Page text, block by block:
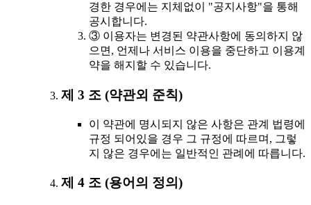
경한 경우에는 지체없이 "공지사항"을 통해
공시합니다.
③ 이용자는 변경된 약관사항에 동의하지 않
으면, 언제나 서비스 이용을 중단하고 이용계
약을 해지할 수 있습니다.
제 3 조 (약관외 준칙)
이 약관에 명시되지 않은 사항은 관계 법령에
규정 되어있을 경우 그 규정에 따르며, 그렇
지 않은 경우에는 일반적인 관례에 따릅니다.
제 4 조 (용어의 정의)